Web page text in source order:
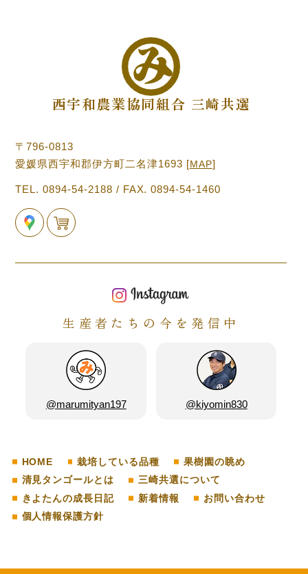
西宇和農業協同組合 三崎共選
〒796-0813
愛媛県西宇和郡伊方町二名津1693 [MAP]
TEL. 0894-54-2188 / FAX. 0894-54-1460
生産者たちの今を発信中
@marumityan197 @kiyomin830
HOME 栽培している品種
果樹園の眺め
清見タンゴールとは
三崎共選について
きよたんの成長日記
新着情報
お問い合わせ
個人情報保護方針